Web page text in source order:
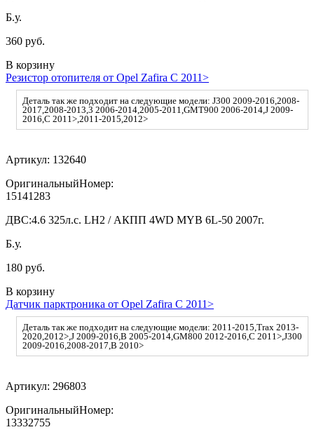
Б.у.
360 руб.
В корзину
Резистор отопителя от Opel Zafira C 2011>
Деталь так же подходит на следующие модели: J300 2009-2016,2008-
2017,2008-2013,3 2006-2014,2005-2011,GMT900 2006-2014,J 2009-
2016,C 2011>,2011-2015,2012>
Артикул: 132640
ОригинальныйНомер:
15141283
ДВС:4.6 325л.с. LH2 / АКПП 4WD MYB 6L-50 2007г.
Б.у.
180 руб.
В корзину
Датчик парктроника от Opel Zafira C 2011>
Деталь так же подходит на следующие модели: 2011-2015,Trax 2013-
2020,2012>,J 2009-2016,B 2005-2014,GM800 2012-2016,C 2011>,J300
2009-2016,2008-2017,B 2010>
Артикул: 296803
ОригинальныйНомер:
13332755